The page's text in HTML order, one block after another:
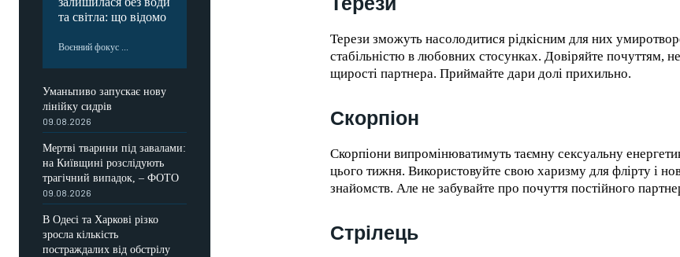
та світла: що відомо
Воєнний фокус ...
Уманьпиво запускає нову
лінійку сидрів
09.08.2026
Мертві тварини під завалами:
на Київщині розслідують
трагічний випадок, – ФОТО
09.08.2026
В Одесі та Харкові різко
зросла кількість
постраждалих від обстрілу
Терези зможуть насолодитися рідкісним для них
стабільністю в любовних стосунках. Довіряйте почуттям,
щирості партнера. Приймайте дари долі прихильно.
Скорпіон
Скорпіони випромінюватимуть таємну сексуальну
цього тижня. Використовуйте свою харизму для флірту і
знайомств. Але не забувайте про почуття постійного
Стрілець